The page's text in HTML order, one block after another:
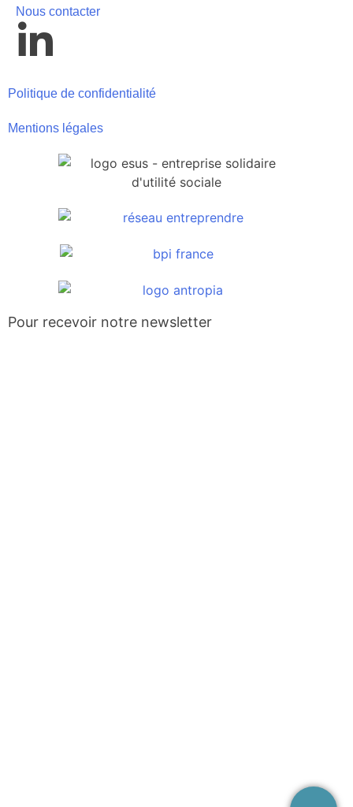
Nous contacter
Politique de confidentialité
Mentions légales
Pour recevoir notre newsletter